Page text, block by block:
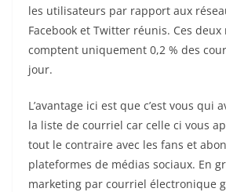
les utilisateurs par rapport aux
Facebook et Twitter réunis. Ces
comptent uniquement 0,2 % des
jour.
L’avantage ici est que c’est vous qui
la liste de courriel car celle ci vous
tout le contraire avec les fans et
plateformes de médias sociaux. En
marketing par courriel électronique